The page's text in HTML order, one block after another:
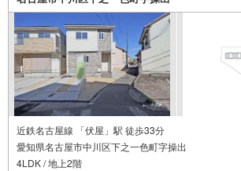
近鉄名古屋線 「伏屋」駅 徒歩33分
愛知県名古屋市中川区下之一色町字操出
4LDK / 地上2階